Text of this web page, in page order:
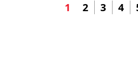
1 2 3 4